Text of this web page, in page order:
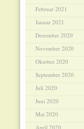
Februar 2021
Januar 2021
Dezember 2020
November 2020
Oktober 2020
September 2020
Juli 2020
Juni 2020
Mai 2020
April 2020